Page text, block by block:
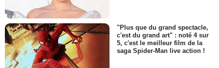
"Plus que du grand spectacle,
c'est du grand art" : noté 4 sur
5, c'est le meilleur film de la
saga Spider-Man live action !